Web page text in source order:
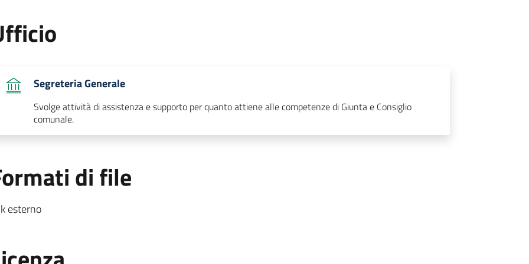
Segreteria Generale
Svolge attività di assistenza e supporto per quanto attiene alle competenze di Giunta e Consiglio
comunale.
di file
esterno